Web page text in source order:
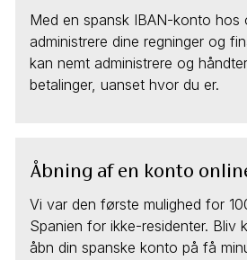
Med en spansk IBAN-konto hos
administrere dine regninger og
kan nemt administrere og
betalinger, uanset hvor du er.
Åbning af en konto
Vi var den første mulighed for
Spanien for ikke-residenter. Bliv
åbn din spanske konto på få